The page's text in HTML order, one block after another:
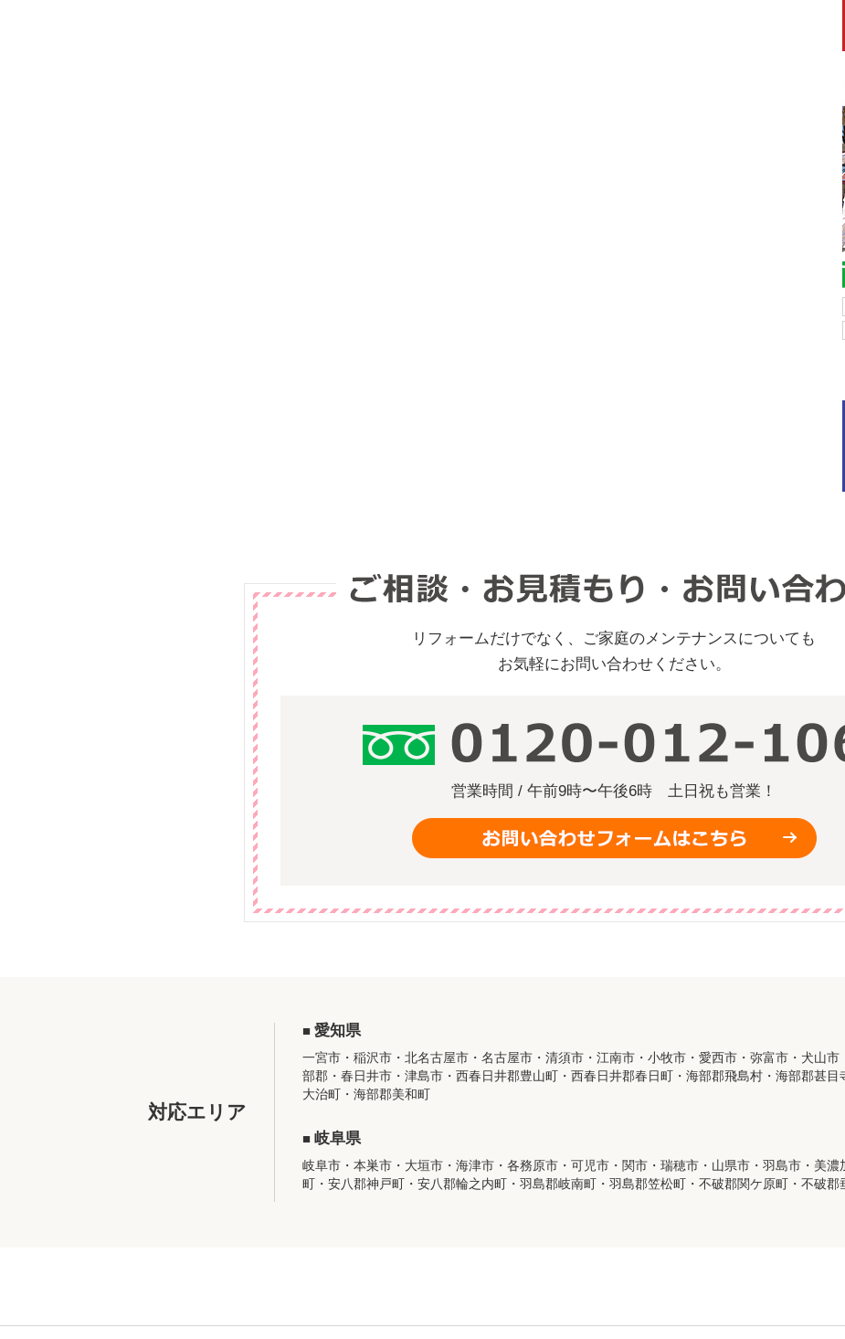
リフォームだけでなく、ご家庭のメンテナンスについても
お気軽にお問い合わせください。
営業時間 / 午前9時〜午後6時 土日祝も営業！
対応エリア
愛知県
一宮市・稲沢市・北名古屋市・名古屋市・清須市・江南市・小牧市・愛西市・弥富市・犬山
部郡・春日井市・津島市・西春日井郡豊山町・西春日井郡春日町・海部郡飛島村・海部郡甚
大治町・海部郡美和町
岐阜県
岐阜市・本巣市・大垣市・海津市・各務原市・可児市・関市・瑞穂市・山県市・羽島市・美
町・安八郡神戸町・安八郡輪之内町・羽島郡岐南町・羽島郡笠松町・不破郡関ケ原町・不破郡